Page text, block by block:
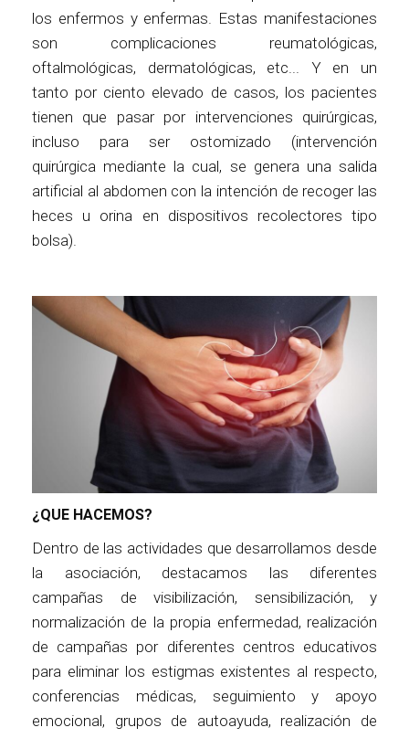
los enfermos y enfermas. Estas manifestaciones
son complicaciones reumatológicas,
oftalmológicas, dermatológicas, etc... Y en un
tanto por ciento elevado de casos, los pacientes
tienen que pasar por intervenciones quirúrgicas,
incluso para ser ostomizado (intervención
quirúrgica mediante la cual, se genera una salida
artificial al abdomen con la intención de recoger las
heces u orina en dispositivos recolectores tipo
bolsa).
¿QUE HACEMOS?
Dentro de las actividades que desarrollamos desde
la asociación, destacamos las diferentes
campañas de visibilización, sensibilización, y
normalización de la propia enfermedad, realización
de campañas por diferentes centros educativos
para eliminar los estigmas existentes al respecto,
conferencias médicas, seguimiento y apoyo
emocional, grupos de autoayuda, realización de